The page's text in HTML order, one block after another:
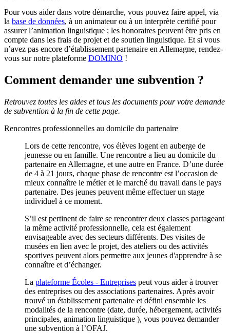
Pour vous aider dans votre démarche, vous pouvez faire appel, via
la base de données, à un animateur ou à un interprète certifié pour
assurer l’animation linguistique ; les honoraires peuvent être pris en
compte dans les frais de projet et de soutien linguistique. Et si vous
n’avez pas encore d’établissement partenaire en Allemagne, rendez-
vous sur notre plateforme DOMINO !
Comment demander une subvention ?
Retrouvez toutes les aides et tous les documents pour votre demande
de subvention à la fin de cette page.
Rencontres professionnelles au domicile du partenaire
Lors de cette rencontre, vos élèves logent en auberge de
jeunesse ou en famille. Une rencontre a lieu au domicile du
partenaire en Allemagne, et une autre en France. D’une durée
de 4 à 21 jours, chaque phase de rencontre est l’occasion de
mieux connaître le métier et le marché du travail dans le pays
partenaire. Des jeunes peuvent même effectuer un stage
individuel à ce moment.
S’il est pertinent de faire se rencontrer deux classes partageant
la même activité professionnelle, cela est également
envisageable avec des secteurs différents. Des visites de
musées en lien avec le projet, des ateliers ou des activités
sportives peuvent alors permettre aux jeunes d'apprendre à se
connaître et d’échanger.
La plateforme Écoles - Entreprises peut vous aider à trouver
des entreprises ou des associations partenaires. Après avoir
trouvé un établissement partenaire et défini ensemble les
modalités de la rencontre (date, durée, hébergement, activités
principales, animation linguistique ), vous pouvez demander
une subvention à l’OFAJ.